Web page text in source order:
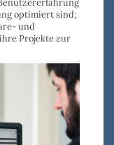
optimiert sind;
und
Projekte zur